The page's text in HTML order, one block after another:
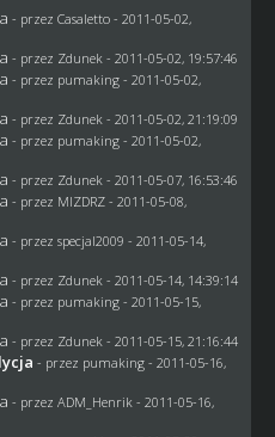
- przez Casaletto- 2011-05-02,
- przez Zdunek - 2011-05-02, 19:57:46
- przez pumaking- 2011-05-02,
- przez Zdunek - 2011-05-02, 21:19:09
- przez pumaking- 2011-05-02,
- przez Zdunek - 2011-05-07, 16:53:46
- przez MIZDRZ- 2011-05-08,
- przez specjal2009 - 2011-05-14,
- przez Zdunek - 2011-05-14, 14:39:14
- przez pumaking- 2011-05-15,
- przez Zdunek - 2011-05-15, 21:16:44
- przez pumaking- 2011-05-16,
- przez ADM_Henrik - 2011-05-16,